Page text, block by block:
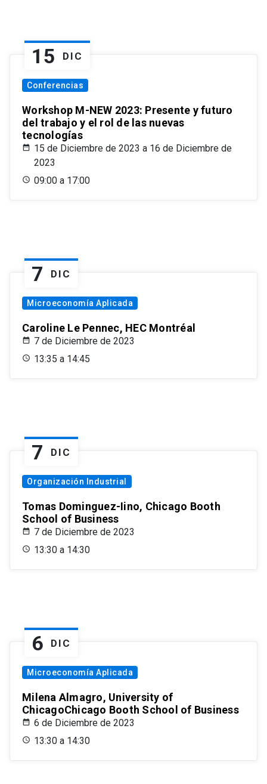
15 DIC
Conferencias
Workshop M-NEW 2023: Presente y futuro
del trabajo y el rol de las nuevas
tecnologías
15 de Diciembre de 2023 a 16 de Diciembre de
2023
09:00 a 17:00
7 DIC
Microeconomía Aplicada
Caroline Le Pennec, HEC Montréal
7 de Diciembre de 2023
13:35 a 14:45
7 DIC
Organización Industrial
Tomas Dominguez-Iino, Chicago Booth
School of Business
7 de Diciembre de 2023
13:30 a 14:30
6 DIC
Microeconomía Aplicada
Milena Almagro, University of
ChicagoChicago Booth School of Business
6 de Diciembre de 2023
13:30 a 14:30